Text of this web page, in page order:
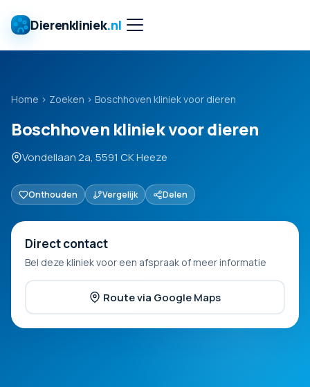
Dierenkliniek.nl
Home › Zoeken › Boschhoven kliniek voor dieren
Boschhoven kliniek voor dieren
Vondellaan 2a, 5591 CK Heeze
Onthouden Vergelijk Delen
Direct contact
Bel deze kliniek voor een afspraak of meer informatie
Route via Google Maps